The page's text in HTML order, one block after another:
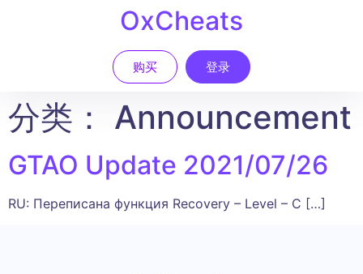
OxCheats
购买 登录
分类： Announcement
GTAO Update 2021/07/26
RU: Переписана функция Recovery – Level – C […]